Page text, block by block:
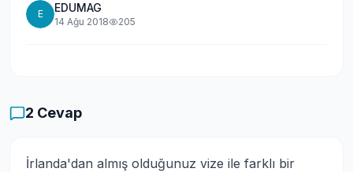
E EDUMAG
14 Ağu 2018 205
2 Cevap
İrlanda'dan almış olduğunuz vize ile farklı bir